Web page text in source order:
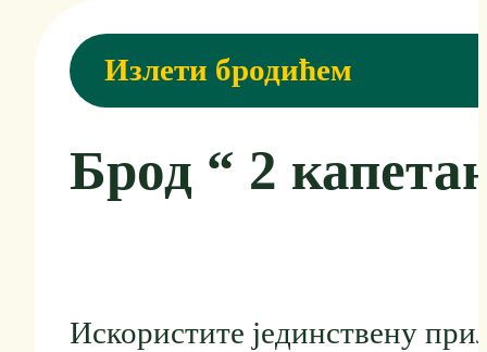
Излети бродићем
Брод “ 2
Искористите јединствену